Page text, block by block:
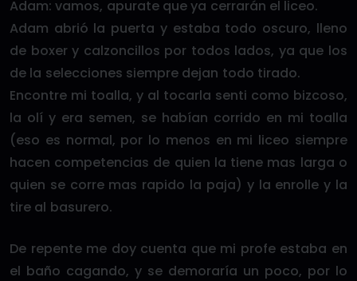
Adam: vamos, apurate que ya cerrarán el liceo.
Adam abrió la puerta y estaba todo oscuro, lleno
de boxer y calzoncillos por todos lados, ya que los
de la selecciones siempre dejan todo tirado.
Encontre mi toalla, y al tocarla senti como bizcoso,
la olí y era semen, se habían corrido en mi toalla
(eso es normal, por lo menos en mi liceo siempre
hacen competencias de quien la tiene mas larga o
quien se corre mas rapido la paja) y la enrolle y la
tire al basurero.
De repente me doy cuenta que mi profe estaba en
el baño cagando, y se demoraría un poco, por lo